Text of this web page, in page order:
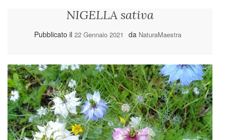
NIGELLA sativa
Pubblicato il 22 Gennaio 2021 da NaturaMaestra